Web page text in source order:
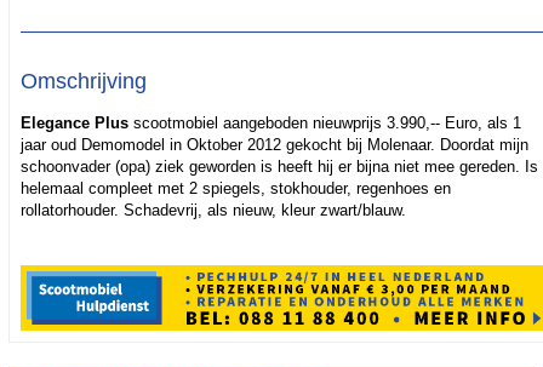
Omschrijving
Elegance Plusscootmobiel aangeboden nieuwprijs 3.990,-- Euro, als 1
jaar oud Demomodel in Oktober 2012 gekocht bij Molenaar. Doordat mijn
schoonvader (opa) ziek geworden is heeft hij er bijna niet mee gereden. Is
helemaal compleet met 2 spiegels, stokhouder, regenhoes en
rollatorhouder. Schadevrij, als nieuw, kleur zwart/blauw.